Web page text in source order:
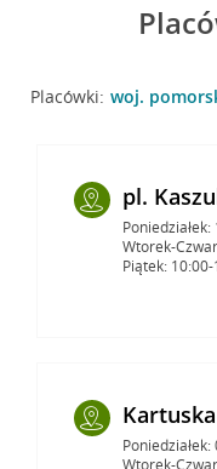
Placówki: woj.
pl.
Wtorek-
Piątek:
Wtorek-